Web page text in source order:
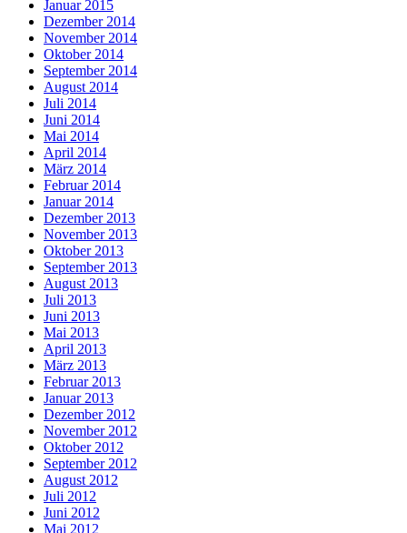
Januar 2015
Dezember 2014
November 2014
Oktober 2014
September 2014
August 2014
Juli 2014
Juni 2014
Mai 2014
April 2014
März 2014
Februar 2014
Januar 2014
Dezember 2013
November 2013
Oktober 2013
September 2013
August 2013
Juli 2013
Juni 2013
Mai 2013
April 2013
März 2013
Februar 2013
Januar 2013
Dezember 2012
November 2012
Oktober 2012
September 2012
August 2012
Juli 2012
Juni 2012
Mai 2012